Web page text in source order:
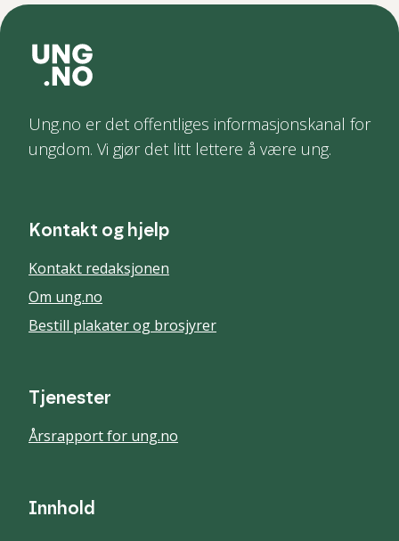
Ung.no er det offentliges informasjonskanal for
ungdom. Vi gjør det litt lettere å være ung.
Kontakt og hjelp
Kontakt redaksjonen
Om ung.no
Bestill plakater og brosjyrer
Tjenester
Årsrapport for ung.no
Innhold